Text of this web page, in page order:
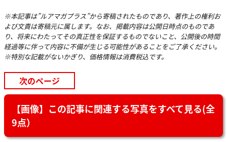
※本記事は”ルアマガプラス”から寄稿されたものであり、著作上の権利お
よび文責は寄稿元に属します。なお、掲載内容は公開日時点のものであ
り、将来にわたってその真正性を保証するものでないこと、公開後の時間
経過等に伴って内容に不備が生じる可能性があることをご了承ください。
※特別な記載がないかぎり、価格情報は消費税込です。
次のページ
【画像】この記事に関連する写真をすべて見る(全
9点）